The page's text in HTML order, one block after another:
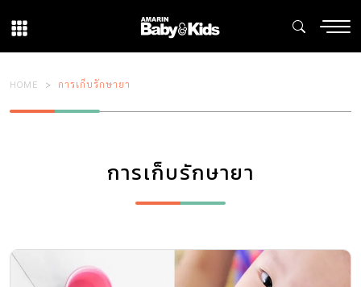
HOME การเก็บรักษายา
การเก็บรักษายา